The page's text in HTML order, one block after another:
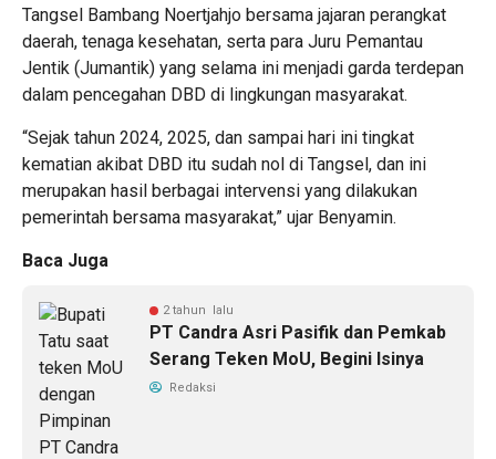
Tangsel Bambang Noertjahjo bersama jajaran perangkat
daerah, tenaga kesehatan, serta para Juru Pemantau
Jentik (Jumantik) yang selama ini menjadi garda terdepan
dalam pencegahan DBD di lingkungan masyarakat.
“Sejak tahun 2024, 2025, dan sampai hari ini tingkat
kematian akibat DBD itu sudah nol di Tangsel, dan ini
merupakan hasil berbagai intervensi yang dilakukan
pemerintah bersama masyarakat,” ujar Benyamin.
Baca Juga
2 tahun lalu
PT Candra Asri Pasifik dan Pemkab
Serang Teken MoU, Begini Isinya
Redaksi